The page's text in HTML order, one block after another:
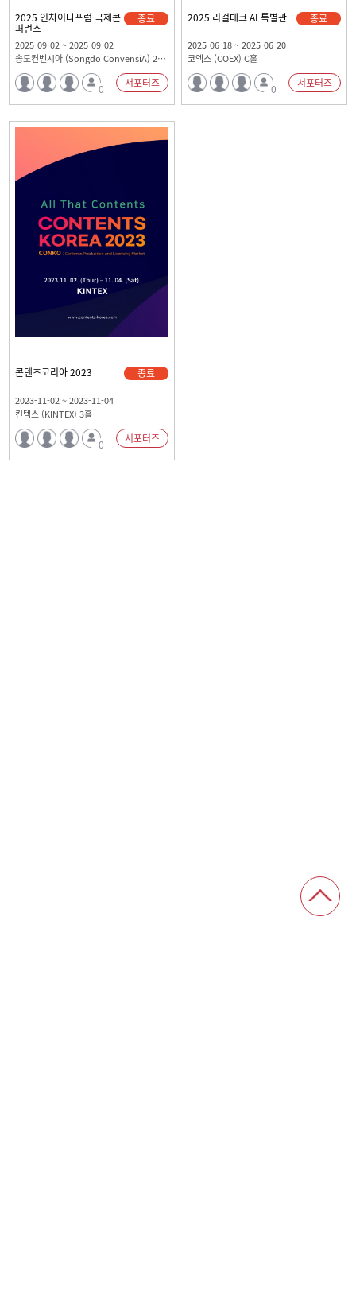
2025 인차이나포럼 국제콘
퍼런스
종료
2025-09-02 ~ 2025-09-02
송도컨벤시아 (Songdo ConvensiA) 2층 프리미어볼룸
0 서포터즈
2025 리걸테크 AI 특별관 종료
2025-06-18 ~ 2025-06-20
코엑스 (COEX) C홀
0 서포터즈
콘텐츠코리아 2023 종료
2023-11-02 ~ 2023-11-04
킨텍스 (KINTEX) 3홀
0 서포터즈